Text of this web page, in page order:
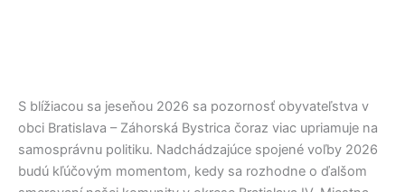
S blížiacou sa jeseňou 2026 sa pozornosť obyvateľstva v
obci Bratislava – Záhorská Bystrica čoraz viac upriamuje na
samosprávnu politiku. Nadchádzajúce spojené voľby 2026
budú kľúčovým momentom, kedy sa rozhodne o ďalšom